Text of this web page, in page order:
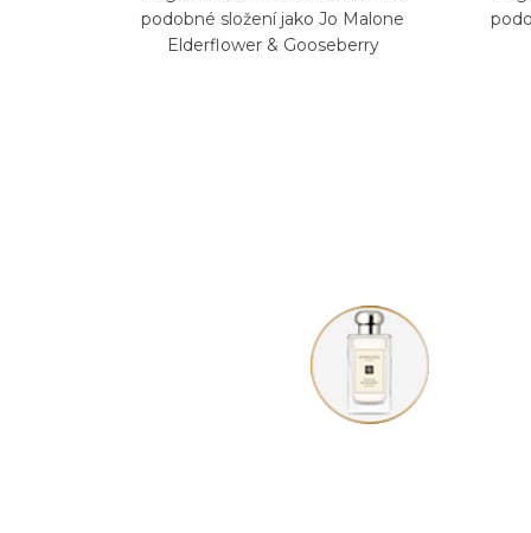
podobné složení jako Jo Malone
Elderflower & Gooseberry